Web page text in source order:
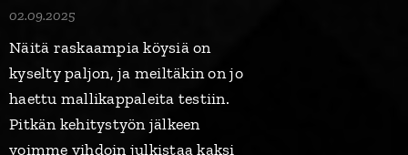
02.09.2025
Näitä raskaampia köysiä on
kyselty paljon, ja meiltäkin on jo
haettu mallikappaleita testiin.
Pitkän kehitystyön jälkeen
voimme vihdoin julkistaa kaksi